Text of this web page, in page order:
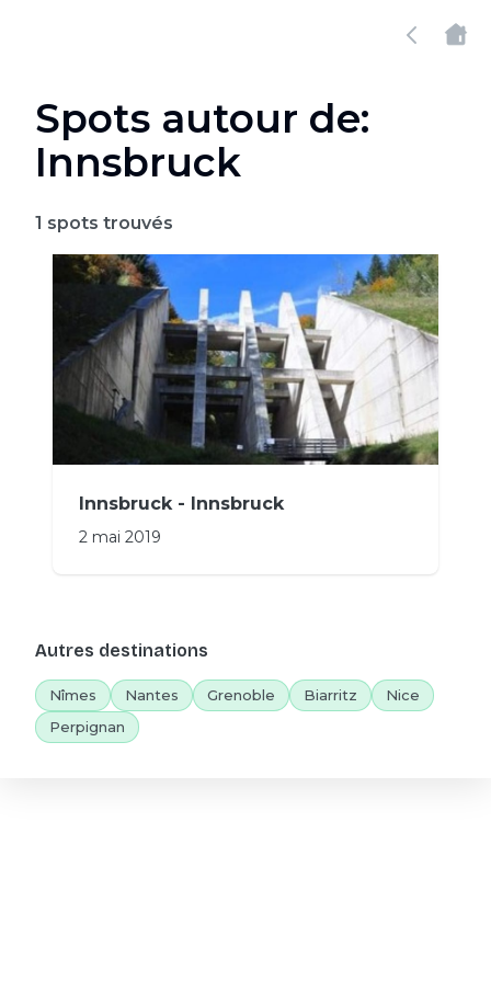
Spots autour de:
Innsbruck
1 spots trouvés
Innsbruck - Innsbruck
2 mai 2019
Autres destinations
Nîmes Nantes Grenoble Biarritz
Nice
Perpignan